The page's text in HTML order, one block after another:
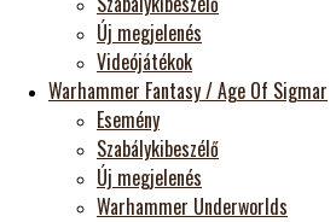
Új megjelenés
Videójátékok
Warhammer Fantasy / Age Of Sigmar
Esemény
Szabálykibeszélő
Új megjelenés
Warhammer Underworlds